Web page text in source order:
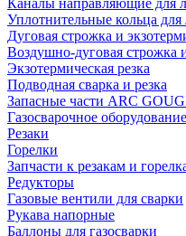
Каналы направляющие для
Уплотнительные кольца для
Дуговая строжка и
Воздушно-дуговая строжка
Экзотермическая резка
Подводная сварка и резка
Запасные части ARC
Газосварочное оборудование
Резаки
Горелки
Запчасти к резакам и
Редукторы
Газовые вентили для сварки
Рукава напорные
Баллоны для газосварки